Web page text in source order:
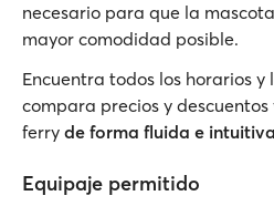
necesario para que la
mayor comodidad posible.
Encuentra todos los horarios y
compara precios y
ferry de forma fluida e intuitiva
Equipaje permitido